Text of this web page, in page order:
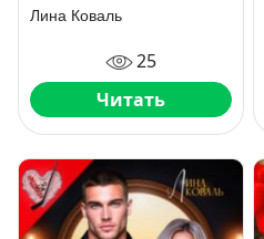
Лина Коваль
25
Читать